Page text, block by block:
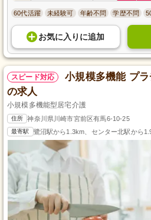
60代活躍 未経験可 年齢不問 学歴不問
お気に入り に追加
スピード対応
小規模多機能 プ
の求人
小規模多機能型居宅介護
住所 神奈川県川崎市宮前区有馬6-10-25
最寄駅 鷺沼駅から1.3km、センター北駅から